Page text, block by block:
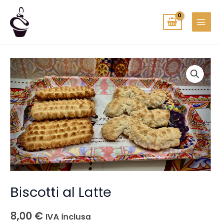
contenuto
MENU
Biscotti al Latte
8,00 € IVA inclusa
Biscotti
al
Latte
quantità